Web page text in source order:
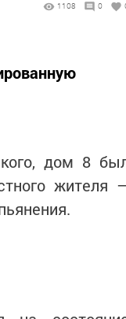
1108 0
дом 8
жителя